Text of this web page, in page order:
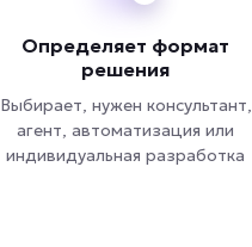
Определяет формат
решения
Выбирает, нужен консультант,
агент, автоматизация или
индивидуальная разработка